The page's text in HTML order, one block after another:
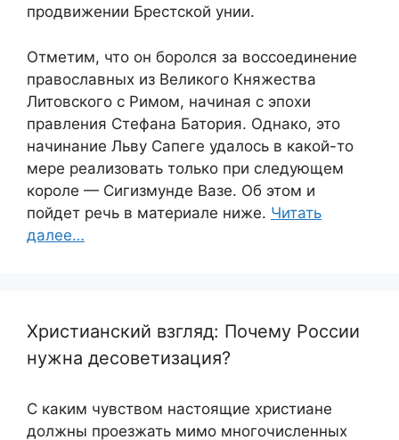
продвижении Брестской унии.
Отметим, что он боролся за воссоединение
православных из Великого Княжества
Литовского с Римом, начиная с эпохи
правления Стефана Батория. Однако, это
начинание Льву Сапеге удалось в какой-то
мере реализовать только при следующем
короле — Сигизмунде Вазе. Об этом и
пойдет речь в материале ниже. Читать
далее…
Христианский взгляд: Почему России
нужна десоветизация?
С каким чувством настоящие христиане
должны проезжать мимо многочисленных